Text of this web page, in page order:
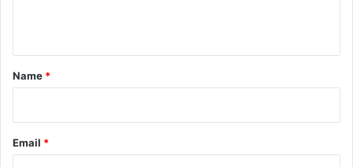
*
Name *
Email *